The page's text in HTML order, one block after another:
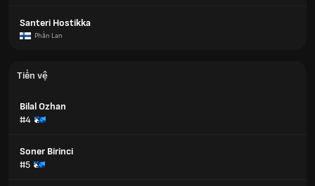
Santeri Hostikka
Phần Lan
Tiền vệ
Bilal Ozhan
#4
Soner Birinci
#5